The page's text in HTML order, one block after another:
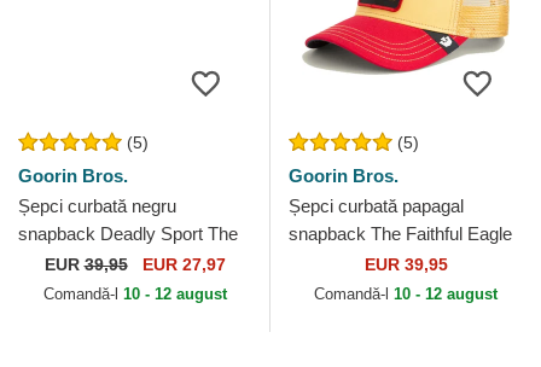
(5)
Goorin Bros.
Șepci curbată negru
snapback Deadly Sport The
Farm Goorin Bros.
EUR39,95 EUR 27,97
Comandă-l 10 - 12 august
(5)
Goorin Bros.
Șepci curbată papagal
snapback The Faithful Eagle
Sport The Farm Goorin Bros.
EUR 39,95
Comandă-l 10 - 12 august